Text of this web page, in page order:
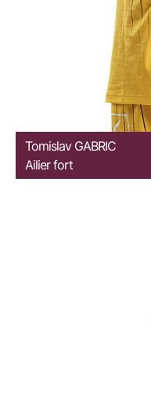
Tomislav GABRIC
Ailier fort